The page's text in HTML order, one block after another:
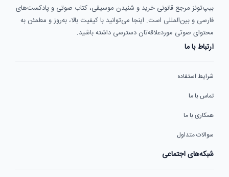
بیپ‌تونز مرجع قانونی خرید و شنیدن موسیقی، کتاب صوتی و پادکست‌های
فارسی و بین‌المللی است. اینجا می‌توانید با کیفیت بالا، به‌روز و مطمئن به
محتوای صوتی موردعلاقه‌تان دسترسی داشته باشید.
ارتباط با ما
شرایط استفاده
تماس با ما
همکاری با ما
سوالات متداول
شبکه‌های اجتماعی